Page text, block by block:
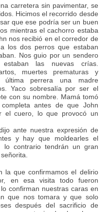
carretera sin pavimentar, se
Hicimos el recorrido desde
que ese podría ser un buen
mientras el cachorro estaba
nos recibió en el corredor de
los dos perros que estaban
Nos guio por un sendero
las nuevas crías.
muertes prematuras y
última perrera una madre
Yaco sobresalía por ser el
con su nombre. Mamá tomó
antes de que John
el cuero, lo que provocó un
ante nuestra expresión de
y hay que moldearles el
lo contrario tendrán un gran
la que confirmamos el delirio
en esa visita todo fueron
confirman nuestras caras en
que nos tomara y que solo
después del sacrificio de